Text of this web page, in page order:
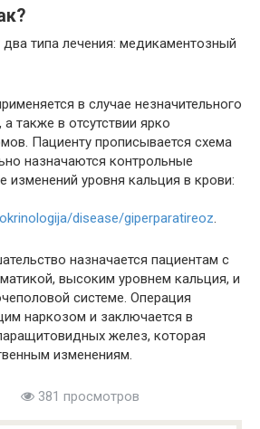
типа лечения: медикаментозный
в случае незначительного
также в отсутствии ярко
Пациенту прописывается схема
назначаются контрольные
изменений уровня кальция в крови:
disease/giperparatireoz.
назначается пациентам с
высоким уровнем кальция, и
системе. Операция
наркозом и заключается в
желез, которая
изменениям.
381 просмотров